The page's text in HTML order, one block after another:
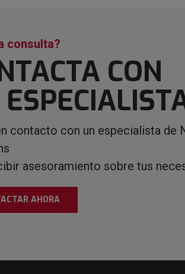
consulta?
CON
contacto con un especialista de
asesoramiento sobre tus
AHORA